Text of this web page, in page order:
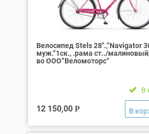
Велосипед Stels 28″.,”Navigator
муж.”1ск., .рама ст../
во ООО”Веломоторс”
В
12 150,00 Р